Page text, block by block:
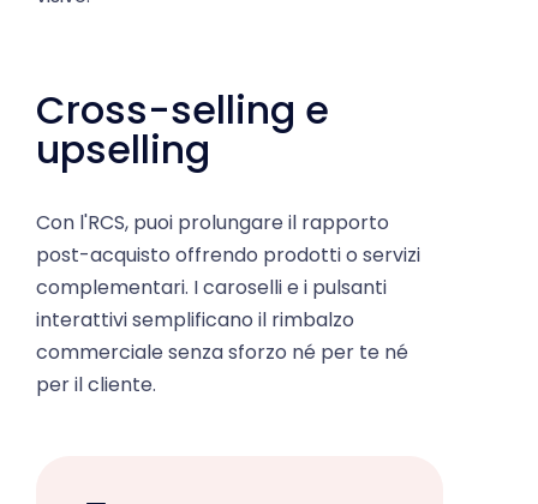
Cross-selling e
upselling
post-acquisto offrendo prodotti o servizi
complementari. I caroselli e i pulsanti
interattivi semplificano il rimbalzo
commerciale senza sforzo né per te né
per il cliente.